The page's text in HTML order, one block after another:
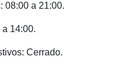
08:00 a 21:00.
14:00.
Cerrado.